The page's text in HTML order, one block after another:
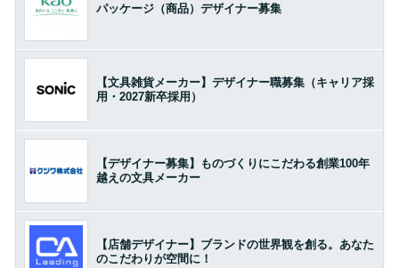
パッケージ（商品）デザイナー募集
【文具雑貨メーカー】デザイナー職募集（キャリア採
用・2027新卒採用）
【デザイナー募集】ものづくりにこだわる創業100年
越えの文具メーカー
【店舗デザイナー】ブランドの世界観を創る。あなた
のこだわりが空間に！